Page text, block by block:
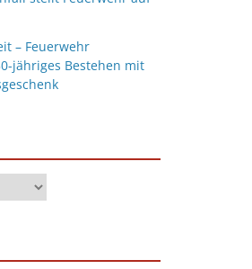
– Feuerwehr
jähriges Bestehen mit